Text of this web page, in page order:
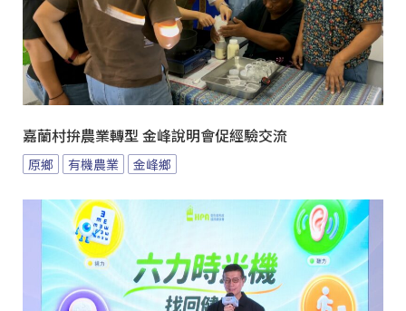
嘉蘭村拚農業轉型 金峰說明會促經驗交流
原鄉 有機農業 金峰鄉